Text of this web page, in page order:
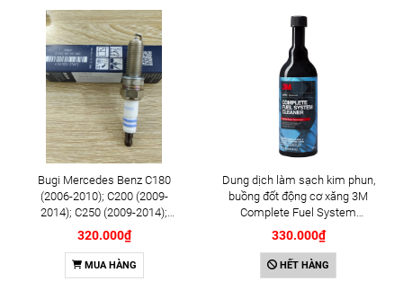
Bugi Mercedes Benz C180
(2006-2010); C200 (2009-
2014); C250 (2009-2014);
E250 (2009-2013); G500
(2008-2015); GL450 (2006-
2012), S500 (2005-2011);
SLK200 (2011-2015) chính
320.000₫
MUA HÀNG
Dung dịch làm sạch kim phun,
buồng đốt động cơ xăng 3M
Complete Fuel System
Cleaner 473ml (08813)
330.000₫
HẾT HÀNG